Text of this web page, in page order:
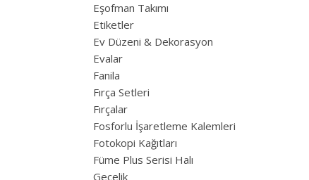
Eşofman Takımı
Etiketler
Ev Düzeni & Dekorasyon
Evalar
Fanila
Fırça Setleri
Fırçalar
Fosforlu İşaretleme Kalemleri
Fotokopi Kağıtları
Füme Plus Serisi Halı
Gecelik